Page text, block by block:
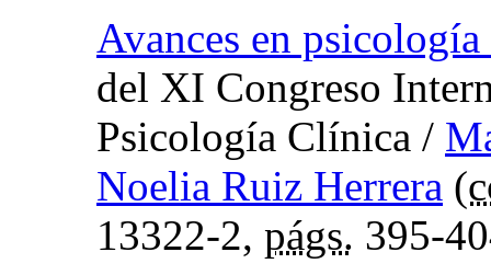
Avances en
del XI Congreso
Psicología Clínica /
Noelia Ruiz Herrera (
13322-2, págs. 395-